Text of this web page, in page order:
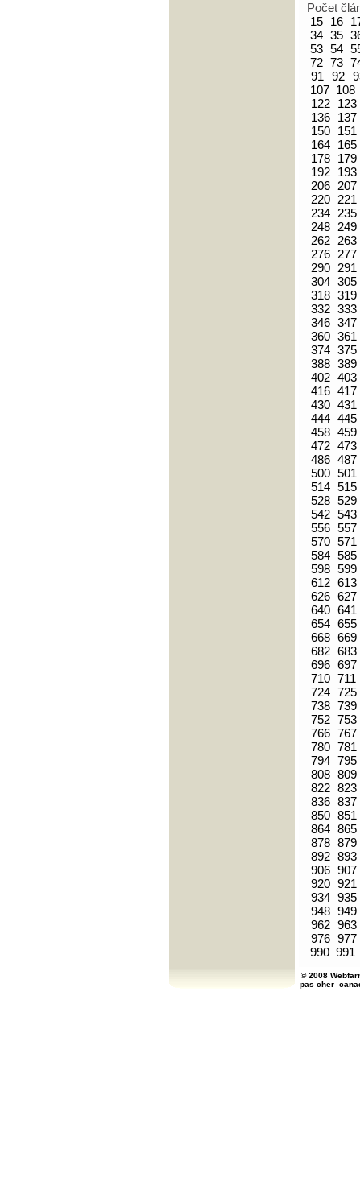
Počet
15 16
34 35
53 54
72 73
91
92
107 108
122
123
136
137
150
151
164
165
178
179
192
193
206 207
220
221
234
235
248
249
262
263
276
277
290
291
304 305
318 319
332 333
346 347
360 361
374 375
388 389
402 403
416 417
430 431
444 445
458 459
472 473
486 487
500 501
514 515
528 529
542 543
556 557
570 571
584 585
598 599
612 613
626 627
640 641
654 655
668 669
682 683
696 697
710 711
724 725
738 739
752 753
766 767
780 781
794 795
808 809
822 823
836 837
850 851
864 865
878 879
892 893
906 907
920 921
934 935
948 949
962 963
976 977
990 991
© 2008
pas cher